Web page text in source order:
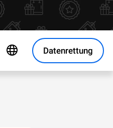
Datenrettung